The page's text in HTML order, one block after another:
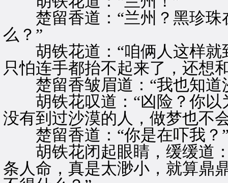
楚留香道：“兰州？黑珍珠
么？”
胡铁花道：“咱俩人这样就
只怕连手都抬不起来了，还想
楚留香皱眉道：“我也知道
胡铁花叹道：“凶险？你以
没有到过沙漠的人，做梦也不
楚留香道：“你是在吓我？
胡铁花闭起眼睛，缓缓道：
条人命，真是太渺小，就算鼎